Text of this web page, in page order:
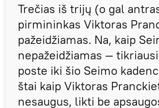
Trečias iš trijų (o gal
pirmininkas Viktoras
pažeidžiamas. Na, kaip
nepažeidžiamas —
poste iki šio Seimo
štai kaip Viktoras
nesaugus, likti be